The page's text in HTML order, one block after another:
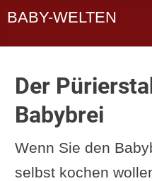
BABY-WELTEN
Der
Babybrei
Wenn Sie den
selbst kochen